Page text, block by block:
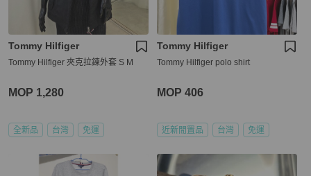
Tommy Hilfiger
Tommy Hilfiger 夾克拉鍊外套 S M
MOP 1,280
全新品 台灣 免運
Tommy Hilfiger
Tommy Hilfiger polo shirt
MOP 406
近新閒置品 台灣 免運